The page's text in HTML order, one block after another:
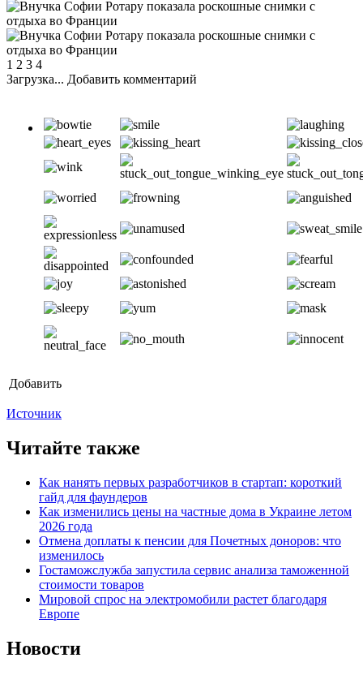
1 2 3 4
Загрузка... Добавить комментарий
Добавить
Источник
Читайте также
Как нанять первых разработчиков в стартап: короткий
гайд для фаундеров
Как изменились цены на частные дома в Украине летом
2026 года
Отмена доплаты к пенсии для Почетных доноров: что
изменилось
Гостаможслужба запустила сервис анализа таможенной
стоимости товаров
Мировой спрос на электромобили растет благодаря
Европе
Новости